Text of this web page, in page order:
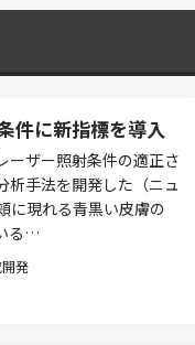
件に新指標を導入
ーザー照射条件の適正さ
析手法を開発した（ニュ
に現れる青黒い皮膚の
る…
発